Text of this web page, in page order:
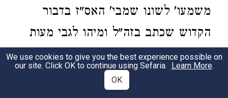
משמעו' לשונו שמבי' האס"ז בדבור
הקדוש שכתב בזה"ל ומיהו לגבי מעות
בשמירת ש"ח סגי להו ולא שכיחא בהן
גניבה ואבידה ולא אונס כל שנעלו בפניו
We use cookies to give you the best experience possible on
our site. Click OK to continue using Sefaria. Learn More.
OK